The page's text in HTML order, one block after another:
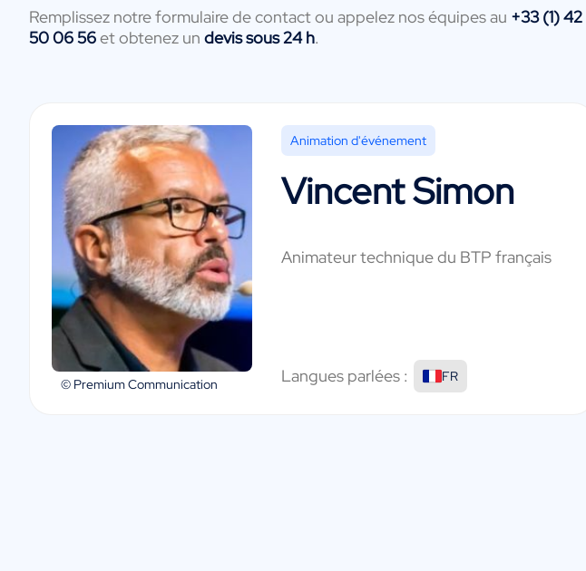
Remplissez notre formulaire de contact ou appelez nos équipes au +33 (1) 42
50 06 56et obtenez un devis sous 24 h.
© Premium Communication
Animation d'événement
Vincent Simon
Animateur technique du BTP français
Langues parlées : FR